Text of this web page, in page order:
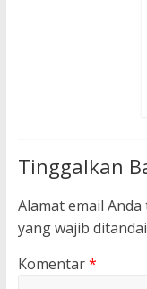
Tinggalkan
Alamat email
yang wajib ditandai
Komentar*